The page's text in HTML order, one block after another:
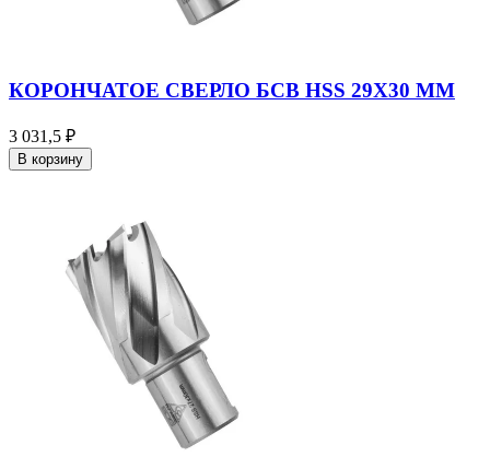
КОРОНЧАТОЕ СВЕРЛО БСВ HSS 29X30 ММ
3 031,5 ₽
В корзину